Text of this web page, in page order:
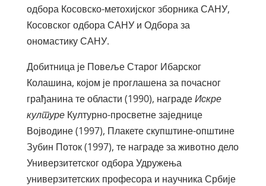
одбора Косовско-метохијског зборника САНУ,
Косовског одбора САНУ и Одбора за
ономастику САНУ.
Добитница је Повеље Старог Ибарског
Колашина, којом је проглашена за почасног
грађанина те области (1990), наградеИскре
културе Културно-просветне заједнице
Војводине (1997), Плакете скупштине-општине
Зубин Поток (1997), те награде за животно дело
Универзитетског одбора Удружења
универзитетских професора и научника Србије